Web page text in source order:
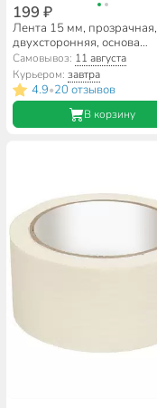
199 ₽
Лента 15 мм, прозрачная,
двухсторонняя, основа
акриловая, 1.5 м, W-con,
SmartFix Heavy, для
внутреннего монтажа,
SFV1515T
Самовывоз: 11 августа
Курьером:завтра
4.9•20 отзывов
В корзину